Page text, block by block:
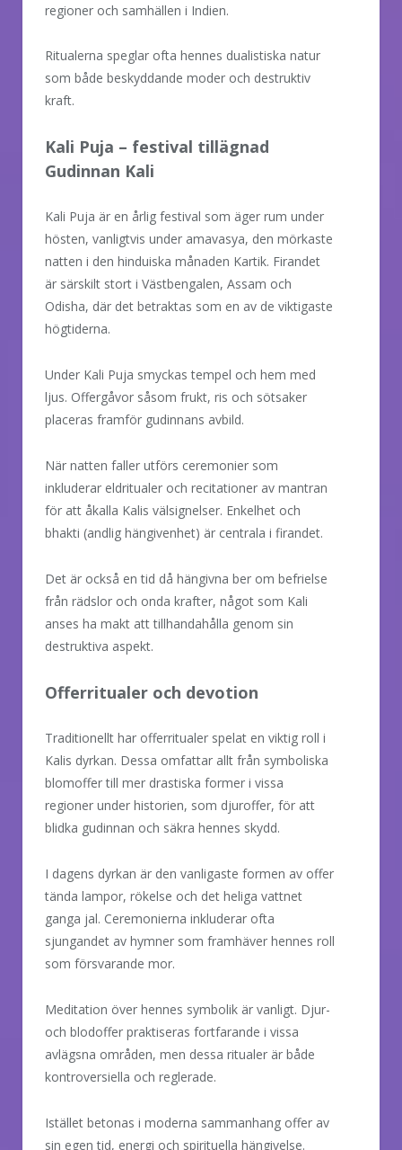
regioner och samhällen i Indien.
Ritualerna speglar ofta hennes dualistiska natur
som både beskyddande moder och destruktiv
kraft.
Kali Puja – festival tillägnad
Gudinnan Kali
Kali Puja är en årlig festival som äger rum under
hösten, vanligtvis under amavasya, den mörkaste
natten i den hinduiska månaden Kartik. Firandet
är särskilt stort i Västbengalen, Assam och
Odisha, där det betraktas som en av de viktigaste
högtiderna.
Under Kali Puja smyckas tempel och hem med
ljus. Offergåvor såsom frukt, ris och sötsaker
placeras framför gudinnans avbild.
När natten faller utförs ceremonier som
inkluderar eldritualer och recitationer av mantran
för att åkalla Kalis välsignelser. Enkelhet och
bhakti (andlig hängivenhet) är centrala i firandet.
Det är också en tid då hängivna ber om befrielse
från rädslor och onda krafter, något som Kali
anses ha makt att tillhandahålla genom sin
destruktiva aspekt.
Offerritualer och devotion
Traditionellt har offerritualer spelat en viktig roll i
Kalis dyrkan. Dessa omfattar allt från symboliska
blomoffer till mer drastiska former i vissa
regioner under historien, som djuroffer, för att
blidka gudinnan och säkra hennes skydd.
I dagens dyrkan är den vanligaste formen av offer
tända lampor, rökelse och det heliga vattnet
ganga jal. Ceremonierna inkluderar ofta
sjungandet av hymner som framhäver hennes roll
som försvarande mor.
Meditation över hennes symbolik är vanligt. Djur-
och blodoffer praktiseras fortfarande i vissa
avlägsna områden, men dessa ritualer är både
kontroversiella och reglerade.
Istället betonas i moderna sammanhang offer av
sin egen tid, energi och spirituella hängivelse.